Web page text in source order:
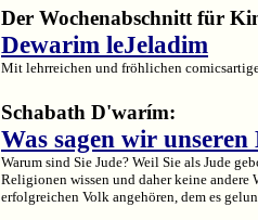
Der Wochenabschnitt für
Dewarim leJeladim
Mit lehrreichen und fröhlichen
Schabath D'warím:
Was sagen wir
Warum sind Sie Jude? Weil Sie als Jude
Religionen wissen und daher keine andere
erfolgreichen Volk angehören, dem es